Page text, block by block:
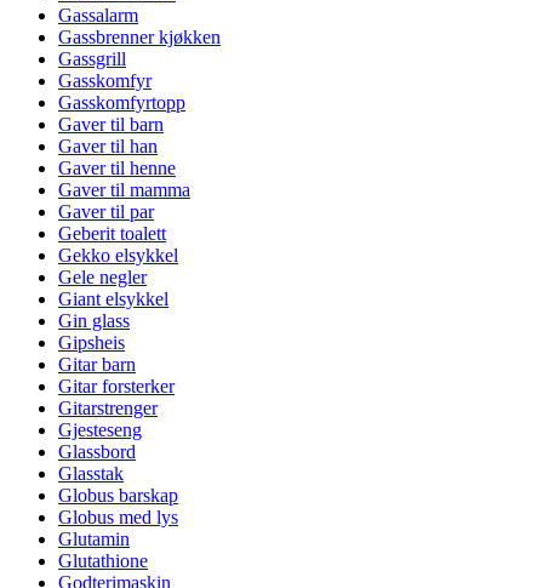
Gassalarm
Gassbrenner kjøkken
Gassgrill
Gasskomfyr
Gasskomfyrtopp
Gaver til barn
Gaver til han
Gaver til henne
Gaver til mamma
Gaver til par
Geberit toalett
Gekko elsykkel
Gele negler
Giant elsykkel
Gin glass
Gipsheis
Gitar barn
Gitar forsterker
Gitarstrenger
Gjesteseng
Glassbord
Glasstak
Globus barskap
Globus med lys
Glutamin
Glutathione
Godterimaskin